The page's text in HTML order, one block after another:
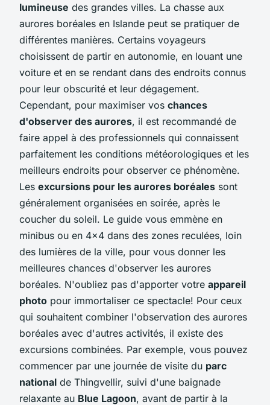
lumineuse des grandes villes. La chasse aux
aurores boréales en Islande peut se pratiquer de
différentes manières. Certains voyageurs
choisissent de partir en autonomie, en louant une
voiture et en se rendant dans des endroits connus
pour leur obscurité et leur dégagement.
Cependant, pour maximiser vos chances
d'observer des aurores, il est recommandé de
faire appel à des professionnels qui connaissent
parfaitement les conditions météorologiques et les
meilleurs endroits pour observer ce phénomène.
Les excursions pour les aurores boréales sont
généralement organisées en soirée, après le
coucher du soleil. Le guide vous emmène en
minibus ou en 4x4 dans des zones reculées, loin
des lumières de la ville, pour vous donner les
meilleures chances d'observer les aurores
boréales. N'oubliez pas d'apporter votre appareil
photo pour immortaliser ce spectacle! Pour ceux
qui souhaitent combiner l'observation des aurores
boréales avec d'autres activités, il existe des
excursions combinées. Par exemple, vous pouvez
commencer par une journée de visite du parc
national de Thingvellir, suivi d'une baignade
relaxante au Blue Lagoon, avant de partir à la